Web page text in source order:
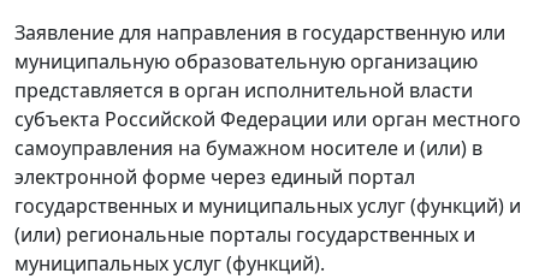
Заявление для направления в государственную или
муниципальную образовательную организацию
представляется в орган исполнительной власти
субъекта Российской Федерации или орган местного
самоуправления на бумажном носителе и (или) в
электронной форме через единый портал
государственных и муниципальных услуг (функций) и
(или) региональные порталы государственных и
муниципальных услуг (функций).